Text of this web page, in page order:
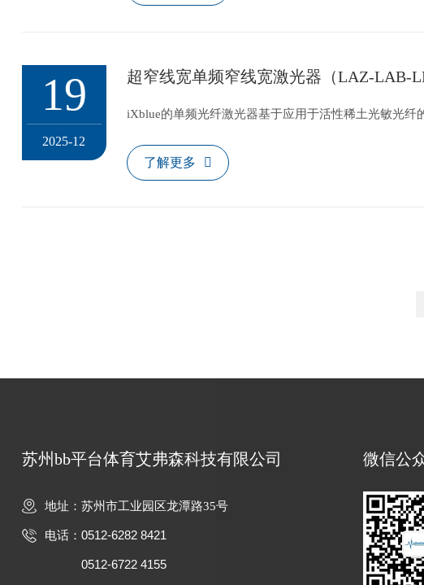
19
2025-12
iXblue的单频光纤激光器基于应用于活性稀土光敏光
了解更多
苏州bb平台体育艾弗森科技有限公司
地址：苏州市工业园区龙潭路35号
电话： 0512-6282 8421
0512-6722 4155
微信公